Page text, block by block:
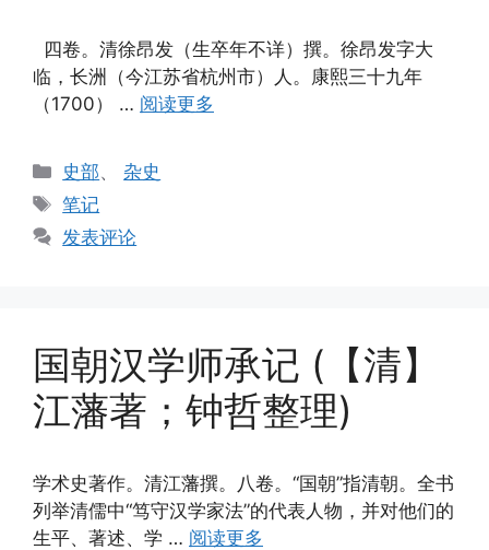
四卷。清徐昂发（生卒年不详）撰。徐昂发字大
临，长洲（今江苏省杭州市）人。康熙三十九年
（1700） … 阅读更多
分
类
史部、杂史
标
签
笔记
发表评论
国朝汉学师承记 (【清】
江藩著；钟哲整理)
学术史著作。清江藩撰。八卷。“国朝”指清朝。全书
列举清儒中“笃守汉学家法”的代表人物，并对他们的
生平、著述、学 … 阅读更多